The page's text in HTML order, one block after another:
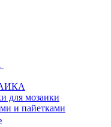
для мозаики
и пайетками